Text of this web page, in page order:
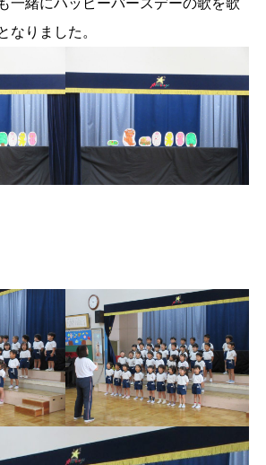
なりました。